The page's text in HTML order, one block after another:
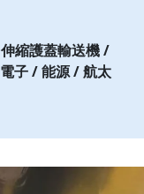
縮護蓋輸送機 /
子 / 能源 / 航太